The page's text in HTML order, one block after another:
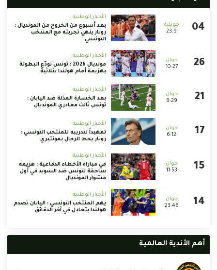
23:9
الأخبار الوطنية
بعد أسبوع من الخروج من المونديال :
رونار ينهي تجربته مع المنتخب
التونسي
10:27
الأخبار الوطنية
مونديال 2026 : تونس تودّع البطولة
بهزيمة أمام هولندا بثلاثية
8:29
الأخبار الوطنية
بعد الخسارة المذلة ضد اليابان :
تونس ثالث مغادري المونديال
6:12
الأخبار الوطنية
تمهيداً لتدريبه للمنتخب التونسي :
رونار يحط الرحال بمونتيري
11:53
الأخبار الوطنية
في مباراة الأخطاء الدفاعية : هزيمة
ساحقة لتونس ضد السويد في أول
مشوار المونديال
23:48
الأخبار الوطنية
يهم المنتخب التونسي : اليابان تصدم
هولندا بتعادل في آخر الدقائق
أهم الأندية العالمية